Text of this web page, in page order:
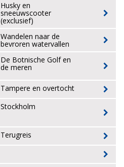
Husky en
sneeuwscooter
(exclusief)
Wandelen naar de
bevroren watervallen
De Botnische Golf en
de meren
Tampere en overtocht
Stockholm
Terugreis